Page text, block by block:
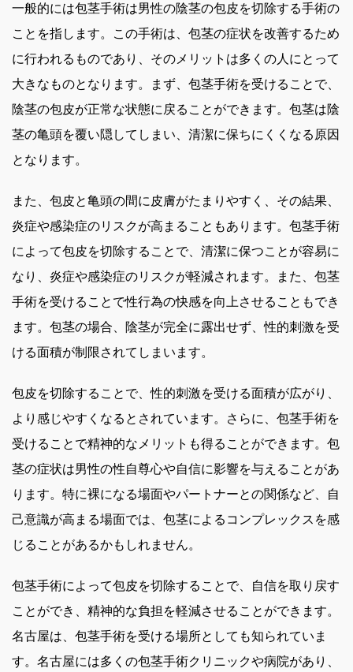
一般的には包茎手術は男性の陰茎の包皮を切除する手術の
ことを指します。
この手術は、包茎の症状を改善するため
に行われるものであり、そのメリットは多くの人にとって
大きなものとなります。まず、包茎手術を受けることで、
陰茎の包皮が正常な状態に戻ることができます。包茎は陰
茎の亀頭を覆い隠してしまい、清潔に保ちにくくなる原因
となります。
また、包皮と亀頭の間に皮膚がたまりやすく、その結果、
炎症や感染症のリスクが高まることもあります。包茎手術
によって包皮を切除することで、清潔に保つことが容易に
なり、炎症や感染症のリスクが軽減されます。また、包茎
手術を受けることで性行為の快感を向上させることもでき
ます。包茎の場合、陰茎が完全に露出せず、性的刺激を受
ける面積が制限されてしまいます。
包皮を切除することで、性的刺激を受ける面積が広がり、
より感じやすくなるとされています。さらに、包茎手術を
受けることで精神的なメリットも得ることができます。包
茎の症状は男性の性自尊心や自信に影響を与えることがあ
ります。特に裸になる場面やパートナーとの関係など、自
己意識が高まる場面では、包茎によるコンプレックスを感
じることがあるかもしれません。
包茎手術によって包皮を切除することで、自信を取り戻す
ことができ、精神的な負担を軽減させることができます。
名古屋は、包茎手術を受ける場所としても知られていま
す。名古屋には多くの包茎手術クリニックや病院があり、